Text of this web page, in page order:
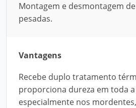
Montagem e desmontagem
pesadas.
Vantagens
Recebe duplo tratamento
proporciona dureza em toda a
especialmente nos